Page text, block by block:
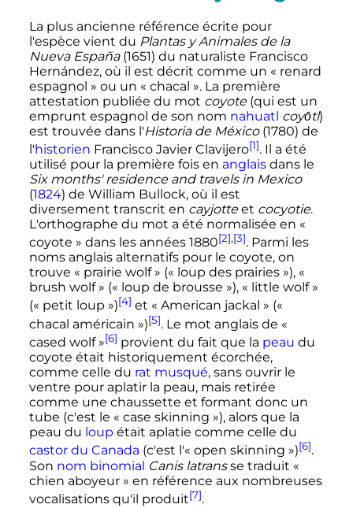
La plus ancienne référence écrite pour
l'espèce vient du Plantas y Animales de la
Nueva España(1651) du naturaliste Francisco
Hernández, où il est décrit comme un « renard
espagnol » ou un « chacal ». La première
attestation publiée du mot coyote(qui est un
emprunt espagnol de son nom nahuatl coyōtl)
est trouvée dans l'Historia de México(1780) de
l'historien Francisco Javier Clavijero[1]. Il a été
utilisé pour la première fois en anglaisdans le
Six months' residence and travels in Mexico
(1824) de William Bullock, où il est
diversement transcrit en cayjotteet cocyotie.
L'orthographe du mot a été normalisée en «
coyote » dans les années 1880[2],[3]. Parmi les
noms anglais alternatifs pour le coyote, on
trouve « prairie wolf» (« loup des prairies »), «
brush wolf» (« loup de brousse »), « little wolf»
(« petit loup »)[4] et « American jackal » («
chacal américain »)[5]. Le mot anglais de «
cased wolf»[6] provient du fait que la peau du
coyote était historiquement écorchée,
comme celle du rat musqué, sans ouvrir le
ventre pour aplatir la peau, mais retirée
comme une chaussette et formant donc un
tube (c'est le « case skinning »), alors que la
peau du loup était aplatie comme celle du
castor du Canada (c'est l'« open skinning »)[6].
Son nom binomial Canis latransse traduit «
chien aboyeur » en référence aux nombreuses
vocalisations qu'il produit[7].